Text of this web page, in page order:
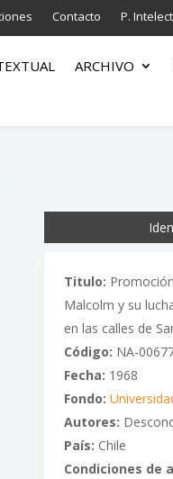
Contacto P.
ARCHIVO
Titulo:
Malcolm y su
en las calles de
Código: NA-
Fecha: 1968
Fondo:
Autores:
País: Chile
Condiciones de